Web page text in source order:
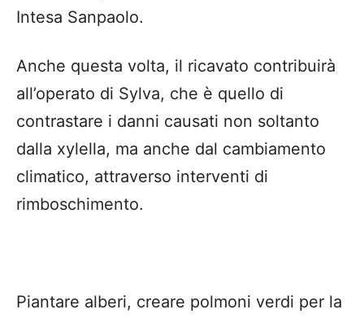
Intesa Sanpaolo.
Anche questa volta, il ricavato contribuirà
all’operato di Sylva, che è quello di
contrastare i danni causati non soltanto
dalla xylella, ma anche dal cambiamento
climatico, attraverso interventi di
rimboschimento.
Piantare alberi, creare polmoni verdi per la